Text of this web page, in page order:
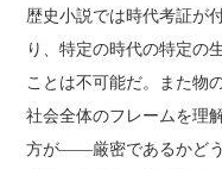
歴史小説では時代考証が
り、特定の時代の特定の
ことは不可能だ。また物
社会全体のフレームを理
方が――厳密であるかど